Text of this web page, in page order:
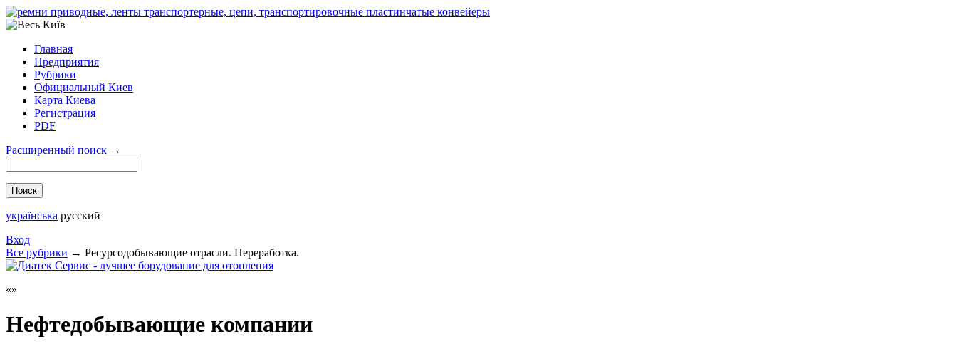
Главная
Предприятия
Рубрики
Официальный Киев
Карта Киева
Регистрация
PDF
Расширенный поиск →
українська русский
Вход
Все рубрики → Ресурсодобывающие отрасли. Переработка.
Нефтедобывающие компании